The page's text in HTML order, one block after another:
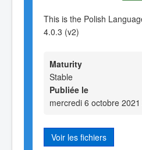
This is the Polish
4.0.3 (v2)
Maturity
Stable
Publiée le
mercredi 6 octobre
Voir les fichiers